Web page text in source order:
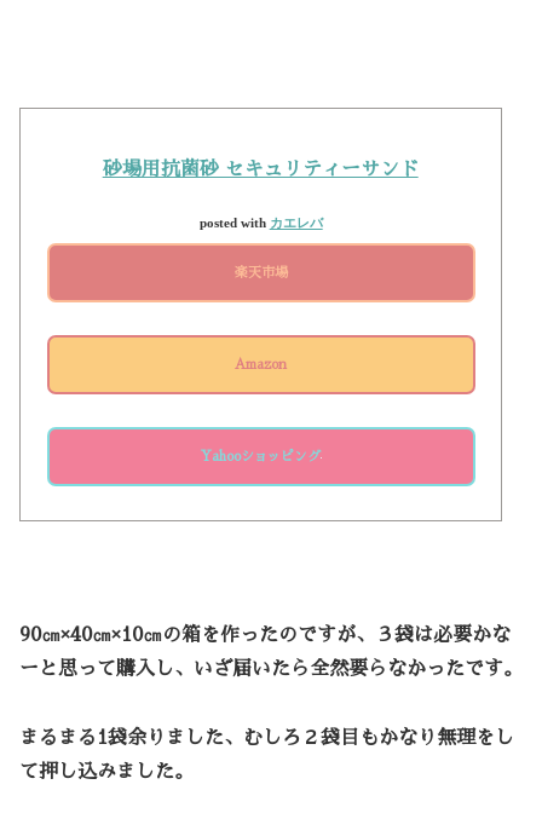
砂場用抗菌砂 セキュリティーサンド
posted with カエレバ
楽天市場
Amazon
Yahooショッピング
90㎝×40㎝×10㎝の箱を作ったのですが、３袋は必要かな
ーと思って購入し、いざ届いたら全然要らなかったです。
まるまる 1袋余りました、むしろ ２袋目もかなり無理をし
て押し込みました。